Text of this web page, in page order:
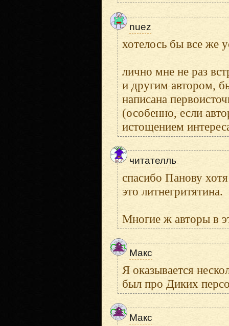
nuez
хотелось бы все же
лично мне не раз
и другим автором,
написана
(особенно, если
истощением
читателль
спасибо Панову
это литнегритятина.
Многие ж авторы в
Макс
Я оказывается
был про Диких
Макс